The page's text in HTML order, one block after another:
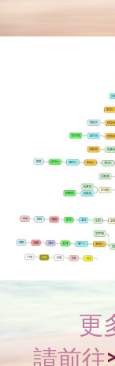
更
請前往